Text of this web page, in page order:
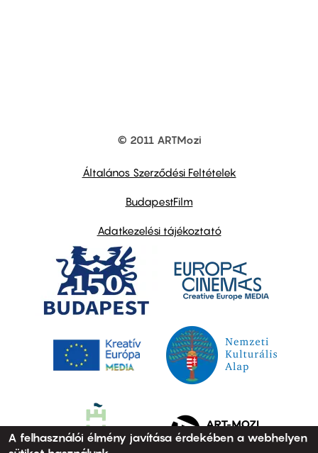
© 2011 ARTMozi
Általános Szerződési Feltételek
BudapestFilm
Adatkezelési tájékoztató
A felhasználói élmény javítása érdekében a webhelyen